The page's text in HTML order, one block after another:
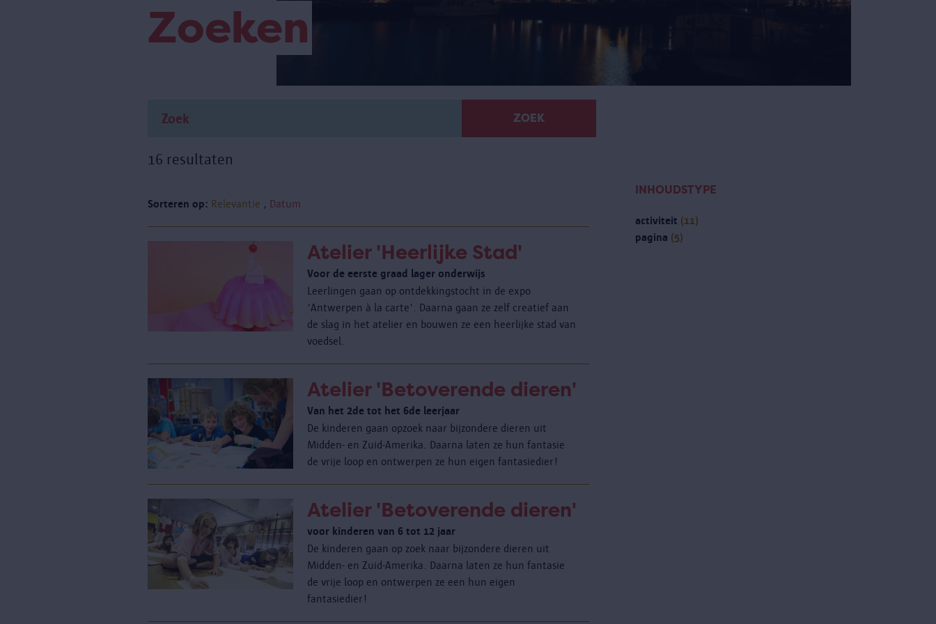
Zoeken
ZOEK
16 resultaten
INHOUDSTYPE
activiteit (11)
pagina (5)
Sorteren op: Relevantie Datum
Atelier 'Heerlijke Stad'
Voor de eerste graad lager onderwijs
Leerlingen gaan op ontdekkingstocht in de expo
'Antwerpen à la carte'. Daarna gaan ze zelf creatief aan
de slag in het atelier en bouwen ze een heerlijke stad van
voedsel.
Atelier 'Betoverende dieren'
Van het 2de tot het 6de leerjaar
De kinderen gaan opzoek naar bijzondere dieren uit
Midden- en Zuid-Amerika. Daarna laten ze hun fantasie
de vrije loop en ontwerpen ze hun eigen fantasiedier!
Atelier 'Betoverende dieren'
voor kinderen van 6 tot 12 jaar
De kinderen gaan op zoek naar bijzondere dieren uit
Midden- en Zuid-Amerika. Daarna laten ze hun fantasie
de vrije loop en ontwerpen ze een hun eigen
fantasiedier!